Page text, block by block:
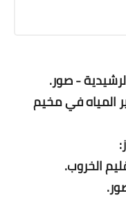
- صور.
المياه في مخيم
الخروب.